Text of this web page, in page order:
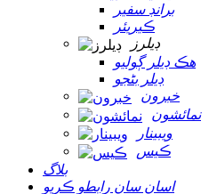
برانڊ سفير
ڪيريئر
ڊيلرز
هڪ ڊيلر ڳوليو
ڊيلر بڻجو
خبرون
نمائشون
ويبينار
ڪيس
بلاگ
اسان سان رابطو ڪريو